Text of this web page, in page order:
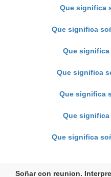
Que significa
Que significa
Que
Que significa
Que significa
Que
Que significa
Soñar con reunion.